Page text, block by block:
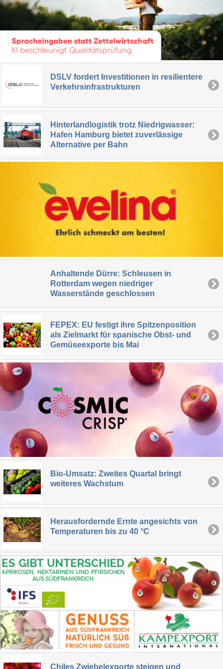
DSLV fordert Investitionen in resilientere
Verkehrsinfrastrukturen
Hinterlandlogistik trotz Niedrigwasser:
Hafen Hamburg bietet zuverlässige
Alternative per Bahn
Anhaltende Dürre: Schleusen in
Rotterdam wegen niedriger
Wasserstände geschlossen
FEPEX: EU festigt ihre Spitzenposition
als Zielmarkt für spanische Obst- und
Gemüseexporte bis Mai
Bio-Umsatz: Zweites Quartal bringt
weiteres Wachstum
Herausfordernde Ernte angesichts von
Temperaturen bis zu 40 °C
Chiles Zwiebelexporte steigen und